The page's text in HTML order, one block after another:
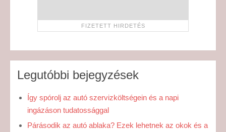
Legutóbbi bejegyzések
Így spórolj az autó szervizköltségein és a napi
ingázáson tudatossággal
Párásodik az autó ablaka? Ezek lehetnek az okok és a